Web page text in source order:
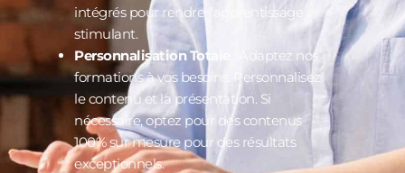
intégrés pour rendre l’apprentissage
stimulant.
Personnalisation Totale
: Adaptez nos
formations à vos besoins. Personnalisez
le contenu et la présentation. Si
nécessaire, optez pour des contenus
100% sur mesure pour des résultats
exceptionnels.